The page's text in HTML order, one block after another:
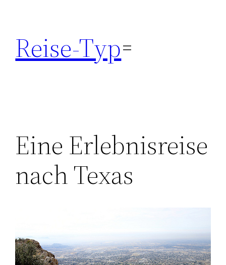
springen
Reise-Typ
Eine Erlebnisreise
nach Texas